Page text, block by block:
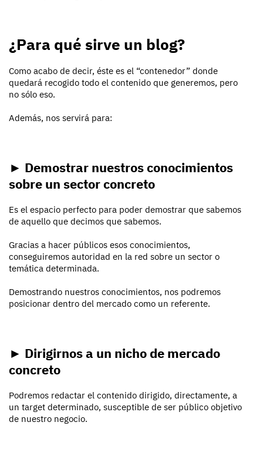
¿Para qué sirve un blog?
Como acabo de decir, éste es el “contenedor” donde
quedará recogido todo el contenido que generemos, pero
no sólo eso.
Además, nos servirá para:
► Demostrar nuestros conocimientos
sobre un sector concreto
Es el espacio perfecto para poder demostrar que sabemos
de aquello que decimos que sabemos.
Gracias a hacer públicos esos conocimientos,
conseguiremos autoridad en la red sobre un sector o
temática determinada.
Demostrando nuestros conocimientos, nos podremos
posicionar dentro del mercado como un referente.
► Dirigirnos a un nicho de mercado
concreto
Podremos redactar el contenido dirigido, directamente, a
un target determinado, susceptible de ser público objetivo
de nuestro negocio.